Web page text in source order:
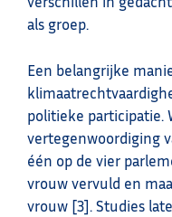
als groep.
Een belangrijke
politieke participatie.
vertegenwoordiging
één op de vier
vrouw vervuld en
vrouw [3]. Studies